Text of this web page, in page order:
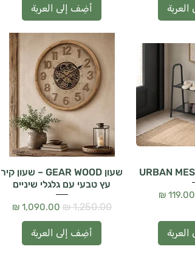
أضِف إلى العربة
سعر البيع
שעון GEAR WOOD – שעון קיר
עץ טבעי עם גלגלי שיניים
سعر عادي‏1,250.00 ₪ سعر البيع
أضِف إلى العربة